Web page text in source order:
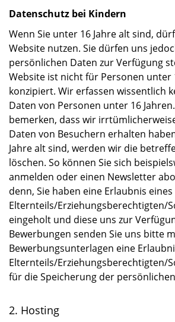
Datenschutz bei Kindern
Wenn Sie unter 16 Jahre alt sind,
Website nutzen. Sie dürfen uns
persönlichen Daten zur Verfügung
Website ist nicht für Personen unter
konzipiert. Wir erfassen wissentlich
Daten von Personen unter 16
bemerken, dass wir
Daten von Besuchern erhalten
Jahre alt sind, werden wir die
löschen. So können Sie sich
anmelden oder einen Newsletter
denn, Sie haben eine Erlaubnis eines
Elternteils/Erziehungsberechtigten/
eingeholt und diese uns zur
Bewerbungen senden Sie uns bitte
Bewerbungsunterlagen eine
Elternteils/Erziehungsberechtigten/
für die Speicherung der
2. Hosting